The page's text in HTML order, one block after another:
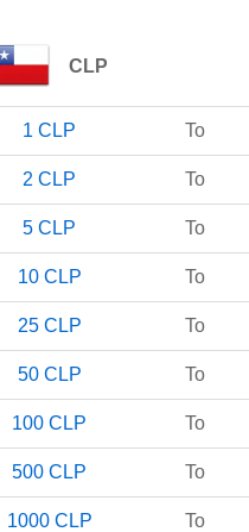
CLP
1 CLP To
2 CLP To
5 CLP To
10 CLP To
25 CLP To
50 CLP To
100 CLP To
500 CLP To
1000 CLP To